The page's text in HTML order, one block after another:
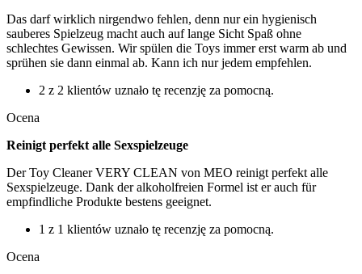
Das darf wirklich nirgendwo fehlen, denn nur ein hygienisch
sauberes Spielzeug macht auch auf lange Sicht Spaß ohne
schlechtes Gewissen. Wir spülen die Toys immer erst warm ab und
sprühen sie dann einmal ab. Kann ich nur jedem empfehlen.
2 z 2 klientów uznało tę recenzję za pomocną.
Ocena
Reinigt perfekt alle Sexspielzeuge
Der Toy Cleaner VERY CLEAN von MEO reinigt perfekt alle
Sexspielzeuge. Dank der alkoholfreien Formel ist er auch für
empfindliche Produkte bestens geeignet.
1 z 1 klientów uznało tę recenzję za pomocną.
Ocena